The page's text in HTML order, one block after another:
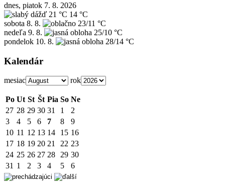
dnes, piatok 7. 8. 2026
21 °C 14 °C
sobota 8. 8.
23/11 °C
nedeľa 9. 8.
25/10 °C
pondelok 10. 8. 28/14 °C
Kalendár
mesiac rok
Po Ut St Št Pia So Ne
27 28 29 30 31 1
2
3
4 5 6 7 8
9
10 11 12 13 14 15 16
17 18 19 20 21 22 23
24 25 26 27 28 29 30
31 1 2 3 4 5 6